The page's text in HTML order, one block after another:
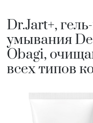
Dr.Jart+,
умывания
Obagi,
всех типов